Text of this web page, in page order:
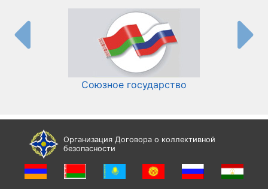
Союзное государство
Организация Договора о коллективной
безопасности